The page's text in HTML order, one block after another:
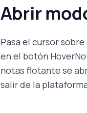
Abrir
Pasa el cursor
en el botón
notas flotante se
salir de la